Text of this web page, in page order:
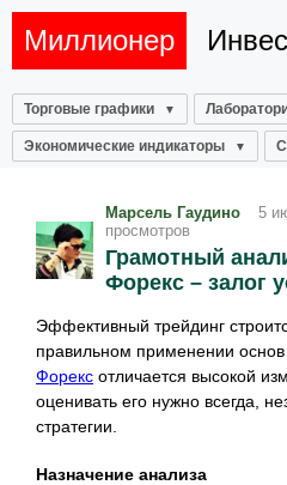
Миллионер
Торговые графики
Экономические индикаторы
Марсель Гаудино 5
просмотров
Грамотный
Форекс – залог
Эффективный трейдинг
правильном применении основ
Форекс отличается высокой
оценивать его нужно всегда,
стратегии.
Назначение анализа